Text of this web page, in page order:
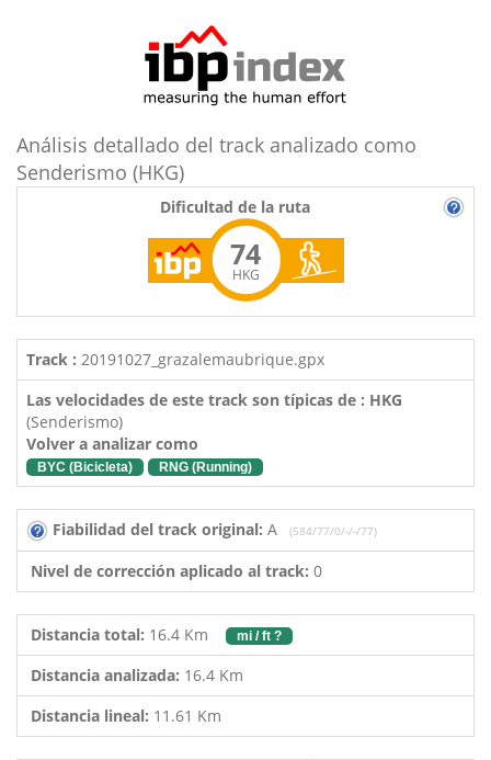
Análisis detallado del track analizado como
Senderismo (HKG)
Dificultad de la ruta
74
HKG
Track : 20191027_grazalemaubrique.gpx
Las velocidades de este track son típicas de : HKG
(Senderismo)
Volver a analizar como
BYC (Bicicleta) RNG (Running)
Fiabilidad del track original: A (584/77/0/-/-/77)
Nivel de corrección aplicado al track: 0
Distancia total: 16.4 Km mi / ft ?
Distancia analizada: 16.4 Km
Distancia lineal: 11.61 Km